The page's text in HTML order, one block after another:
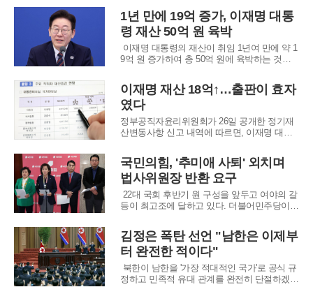
의 발언이 당내 불필요한 갈등을 촉발하고, 오
는 8월로 예상되는 더불어민주당 전당대회를
앞두고 논란을 증폭시키고 있다는 우려가 나온
다.친명계 인사들 사이에서도 비판이 이어졌
다. 민주당 김
1년 만에 19억 증가, 이재명 대통
령 재산 50억 원 육박
이재명 대통령의 재산이 취임 1년여 만에 약 1
9억 원 증가하여 총 50억 원에 육박하는 것으
공개한 자료에 따르면, 이 대통령은 지난해 말
기준으로 본인과 가족 명의의 재산 49억 7,720
만 원을 보유하고 있다. 이는 1년 전 신고액인
30억 8,914만 원에서 1
이재명 재산 18억↑…출판이 효자
였다
정부공직자윤리위원회가 26일 공개한 정기재
산변동사항 신고 내역에 따르면, 이재명 대통
49억 7,720여만 원으로 집계됐다. 이는 직전 연
도 신고액인 30억 8,914만 원보다 18억 8,807만
원가량 증가한 규모다.이번 재산 증가는 출판
에 따른 저작권 수입, 부동산 공시가
국민의힘, '추미애 사퇴' 외치며
법사위원장 반환 요구
22대 국회 후반기 원 구성을 앞두고 여야의 갈
등이 최고조에 달하고 있다. 더불어민주당이 1
언하자, 국민의힘은 국회 관행을 무시하는 입
법 독재라며 강력히 반발했다. 특히 국회의 견
제와 균형의 상징으로 여겨지는 법제사법위원
장직을 두고 양측의 입장은 한 치의 양보도 없
이
김정은 폭탄 선언 "남한은 이제부
터 완전한 적이다"
북한이 남한을 '가장 적대적인 국가'로 공식 규
정하고 민족적 유대 관계를 완전히 단절하겠다